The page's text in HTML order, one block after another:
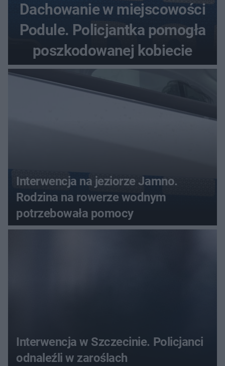
Dachowanie w miejscowości
Podule. Policjantka pomogła
poszkodowanej kobiecie
Interwencja na jeziorze Jamno.
Rodzina na rowerze wodnym
potrzebowała pomocy
Interwencja w Szczecinie. Policjanci
odnaleźli w zaroślach